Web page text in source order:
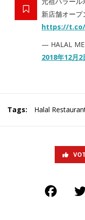
新店舗オープ
https://t.co/
— HALAL
2018年12月2
Tags: Halal